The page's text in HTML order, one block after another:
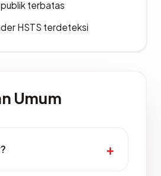
terbatas
HSTS terdeteksi
Umum